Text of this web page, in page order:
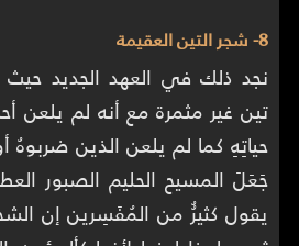
8- شجر التين العقيمة
نجد ذلك في العهد الجديد
تين غير مثمرة مع أنه لم يلعن
حياتِهِ كما لم يلعن الذين
جَعَلَ المسيح الحليم الصبور
يقول كثيرُُ من المُفَسِرين إن